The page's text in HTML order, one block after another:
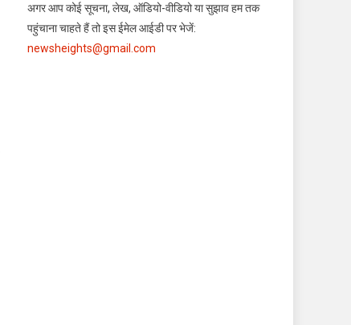
अगर आप कोई सूचना, लेख, ऑडियो-वीडियो या सुझाव हम तक
पहुंचाना चाहते हैं तो इस ईमेल आईडी पर भेजें:
newsheights@gmail.com